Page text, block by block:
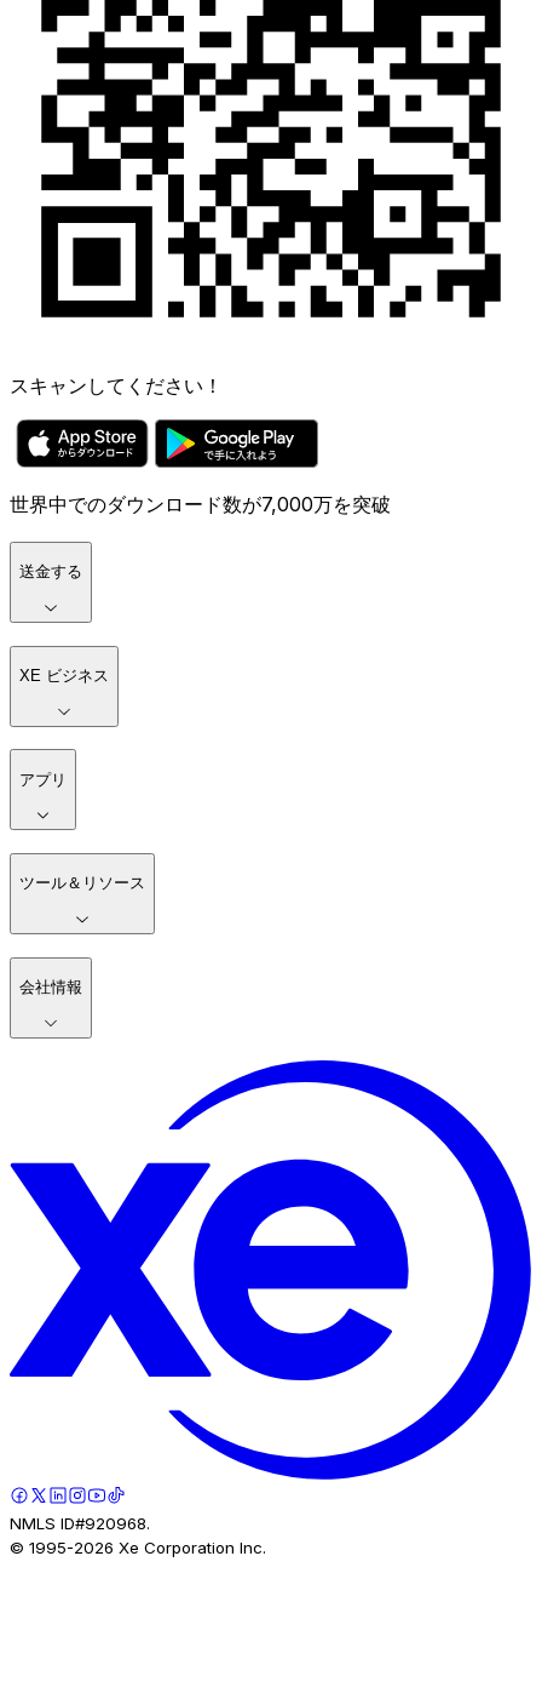
スキャンしてください！
世界中でのダウンロード数が7,000万を突破
送金する
XE ビジネス
アプリ
ツール＆リソース
会社情報
NMLS ID#920968.
© 1995-2026 Xe Corporation Inc.